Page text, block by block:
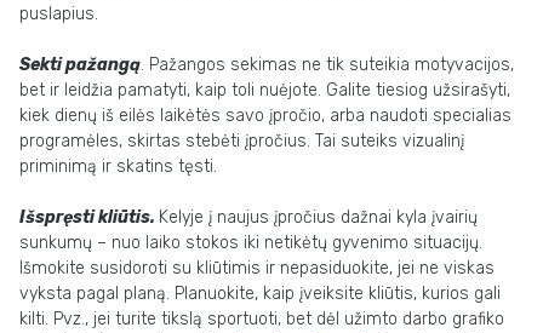
puslapius.
Sekti pažangą. Pažangos sekimas ne tik suteikia motyvacijos,
bet ir leidžia pamatyti, kaip toli nuėjote. Galite tiesiog užsirašyti,
kiek dienų iš eilės laikėtės savo įpročio, arba naudoti specialias
programėles, skirtas stebėti įpročius. Tai suteiks vizualinį
priminimą ir skatins tęsti.
Išspręsti kliūtis. Kelyje į naujus įpročius dažnai kyla įvairių
sunkumų – nuo laiko stokos iki netikėtų gyvenimo situacijų.
Išmokite susidoroti su kliūtimis ir nepasiduokite, jei ne viskas
vyksta pagal planą. Planuokite, kaip įveiksite kliūtis, kurios gali
kilti. Pvz., jei turite tikslą sportuoti, bet dėl užimto darbo grafiko